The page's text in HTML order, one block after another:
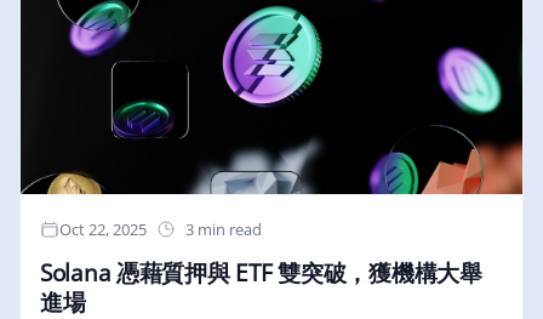
Oct 22, 2025 3 min read
Solana 憑藉質押與 ETF 雙突破，獲機構大舉
進場